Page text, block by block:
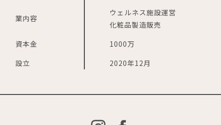
業内容
ウェルネス施設運営
化粧品製造販売
資本金
1000万
設立
2020年12月